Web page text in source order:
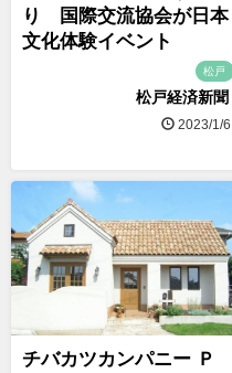
り 国際交流協会が日本
文化体験イベント
松戸
松戸経済新聞
2023/1/6
チバカツカンパニー Ｐ